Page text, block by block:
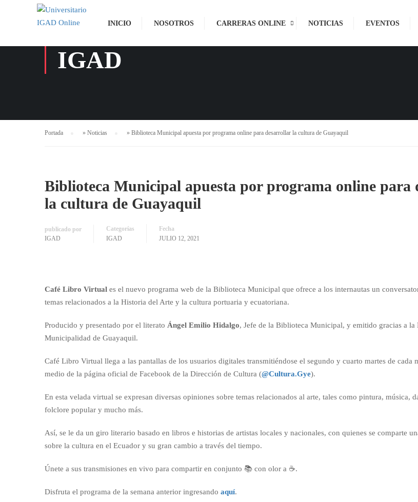
INICIO NOSOTROS CARRERAS ONLINE NOTICIAS EVENTOS
IGAD
Portada » Noticias » Biblioteca Municipal apuesta por programa online para desarrollar la cultura de Guayaquil
Biblioteca Municipal apuesta por programa online para
la cultura de Guayaquil
publicado por
IGAD
Categorías
IGAD
Fecha
JULIO 12, 2021
Café Libro Virtual es el nuevo programa web de la Biblioteca Municipal que ofrece a los internautas un
temas relacionados a la Historia del Arte y la cultura portuaria y ecuatoriana.
Producido y presentado por el literato Ángel Emilio Hidalgo, Jefe de la Biblioteca Municipal, y emitido gracias a la
Municipalidad de Guayaquil.
Café Libro Virtual llega a las pantallas de los usuarios digitales transmitiéndose el segundo y cuarto martes de cada
medio de la página oficial de Facebook de la Dirección de Cultura (@Cultura.Gye).
En esta velada virtual se expresan diversas opiniones sobre temas relacionados al arte, tales como pintura, música,
folclore popular y mucho más.
Así, se le da un giro literario basado en libros e historias de artistas locales y nacionales, con quienes se comparte
sobre la cultura en el Ecuador y su gran cambio a través del tiempo.
Únete a sus transmisiones en vivo para compartir en conjunto 📚 con olor a ☕.
Disfruta el programa de la semana anterior ingresando aquí.